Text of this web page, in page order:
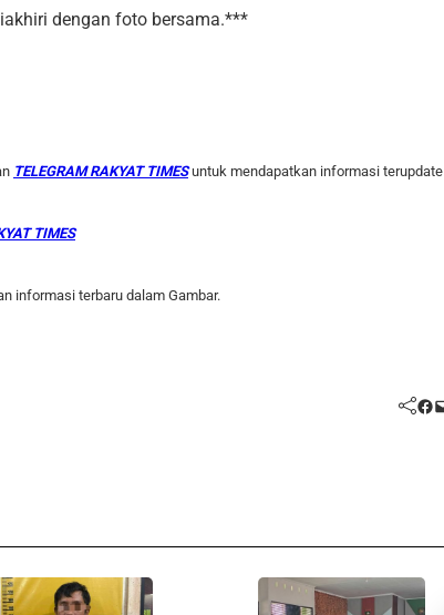
dengan foto bersama.***
TELEGRAM RAKYAT TIMESuntuk mendapatkan informasi terupdate
TIMES
informasi terbaru dalam Gambar.
Facebook Mail